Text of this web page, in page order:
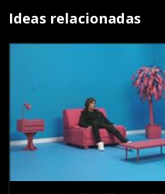
Ideas relacionadas